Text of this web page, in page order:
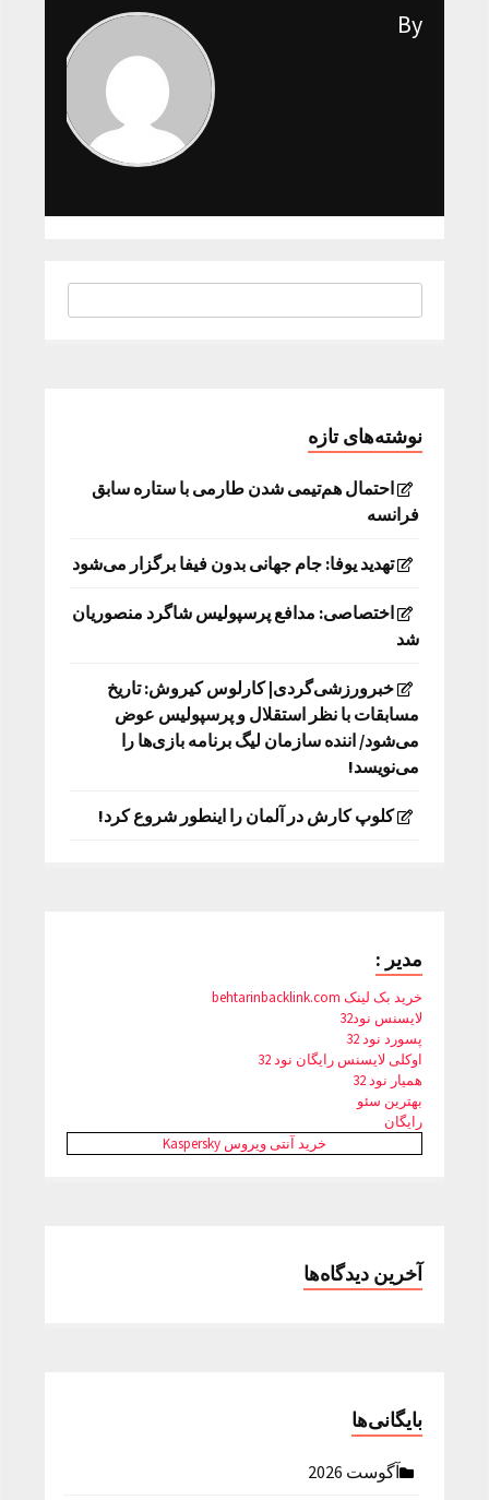
By
نوشته‌های تازه
احتمال هم‌تیمی شدن طارمی با ستاره سابق
فرانسه
تهدید یوفا: جام جهانی بدون فیفا برگزار می‌شود
اختصاصی: مدافع پرسپولیس شاگرد منصوریان
شد
خبرورزشی‌گردی| کارلوس کیروش: تاریخ
مسابقات با نظر استقلال و پرسپولیس عوض
می‌شود/ اننده سازمان لیگ برنامه بازی‌ها را
می‌نویسد!
کلوپ کارش در آلمان را اینطور شروع کرد!
مدیر :
خرید بک لینک behtarinbacklink.com
لایسنس نود32
پسورد نود 32
اوکلی لایسنس رایگان نود 32
همیار نود 32
بهترین سئو
رایگان
خرید آنتی ویروس Kaspersky
آخرین دیدگاه‌ها
بایگانی‌ها
آگوست 2026